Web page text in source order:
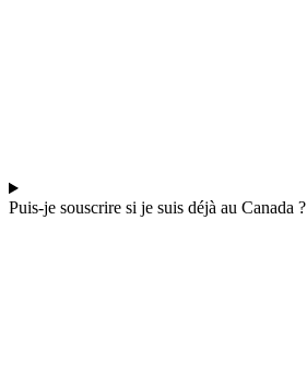
Puis-je souscrire si je suis déjà au Canada ?